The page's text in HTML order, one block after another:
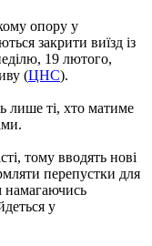
опору у
закрити виїзд із
19 лютого,
(ЦНС).
лише ті, хто матиме
тому вводять нові
перепустки для
намагаючись
у